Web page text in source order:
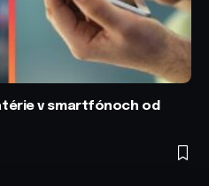
v smartfónoch od